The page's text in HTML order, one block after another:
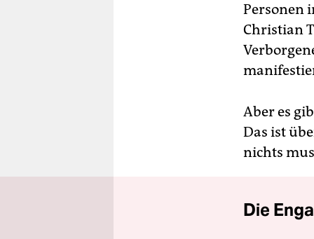
Personen
Christian
Aber es
Das ist
nichts
Die